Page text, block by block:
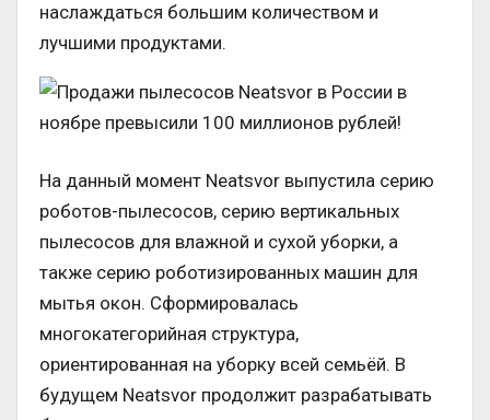
наслаждаться большим количеством и
лучшими продуктами.
На данный момент Neatsvor выпустила серию
роботов-пылесосов, серию вертикальных
пылесосов для влажной и сухой уборки, а
также серию роботизированных машин для
мытья окон. Сформировалась
многокатегорийная структура,
ориентированная на уборку всей семьёй. В
будущем Neatsvor продолжит разрабатывать